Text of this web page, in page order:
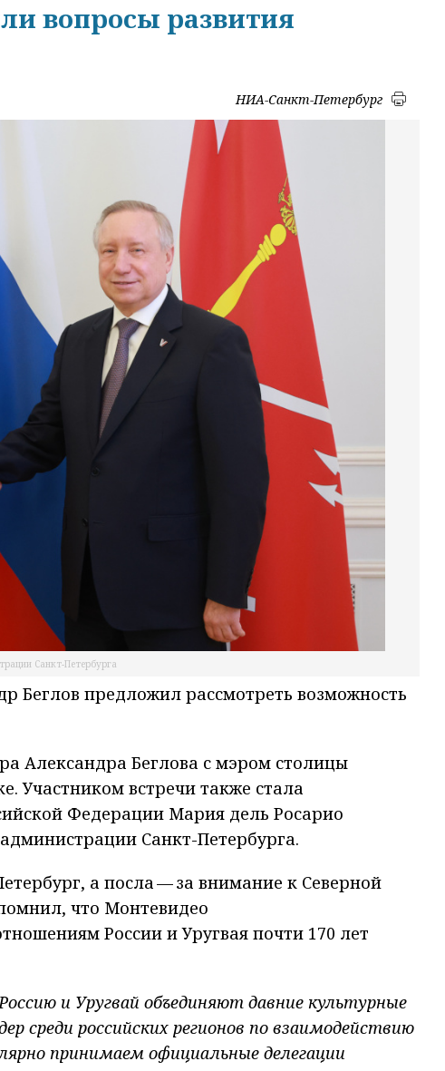
вопросы развития
НИА-Санкт-Петербург
Санкт-Петербурга
Беглов предложил рассмотреть возможность
Александра Беглова с мэром столицы
Участником встречи также стала
Федерации Мария дель Росарио
Санкт-Петербурга.
а посла — за внимание к Северной
что Монтевидео
России и Уругвая почти 170 лет
и Уругвай объединяют давние культурные
среди российских регионов по взаимодействию
принимаем официальные делегации